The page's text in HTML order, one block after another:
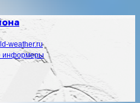
weather.ru
информеры